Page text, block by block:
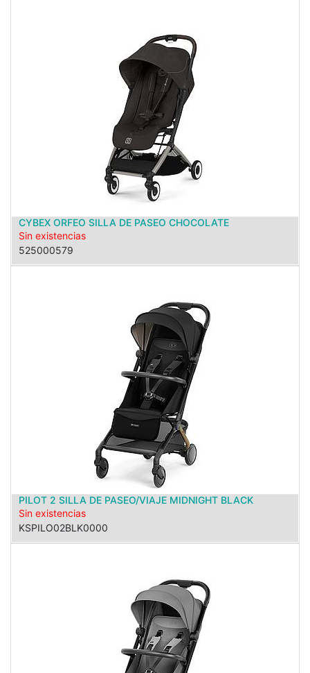
CYBEX ORFEO SILLA DE PASEO CHOCOLATE
Sin existencias
525000579
PILOT 2 SILLA DE PASEO/VIAJE MIDNIGHT BLACK
Sin existencias
KSPILO02BLK0000